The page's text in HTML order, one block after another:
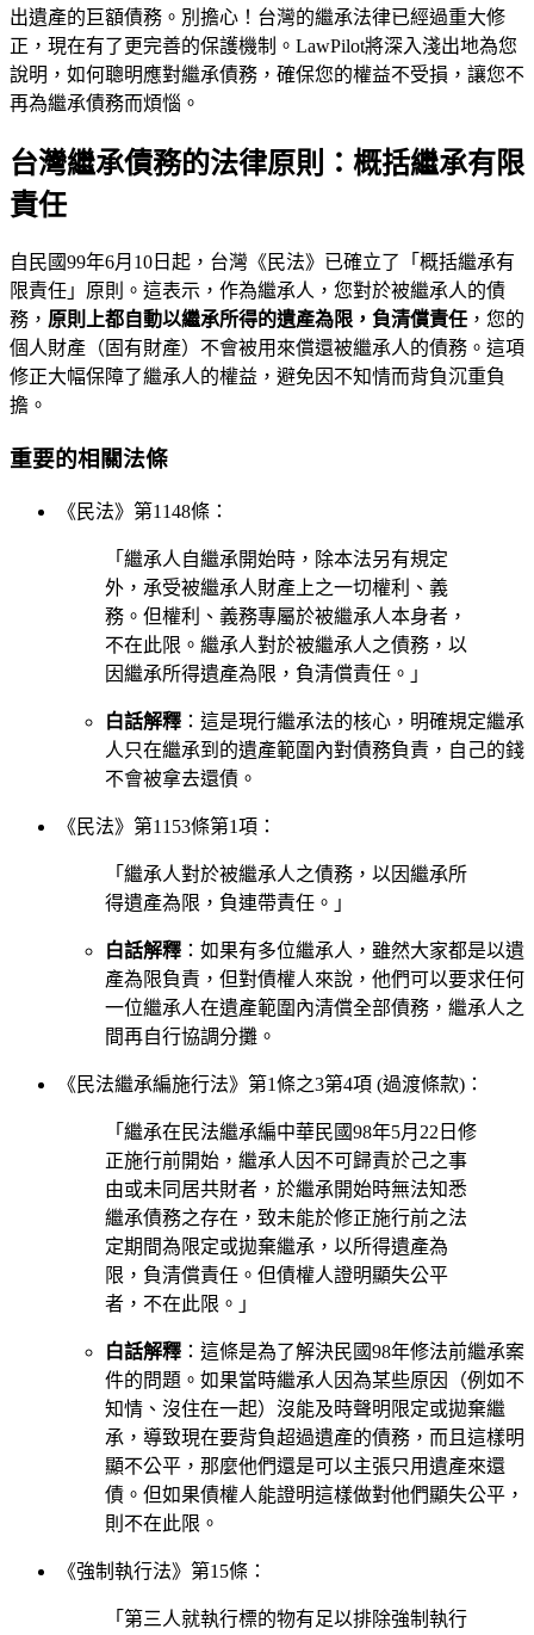
出遺產的巨額債務。別擔心！台灣的繼承法律已經過重大修
正，現在有了更完善的保護機制。LawPilot將深入淺出地為您
說明，如何聰明應對繼承債務，確保您的權益不受損，讓您不
再為繼承債務而煩惱。
台灣繼承債務的法律原則：概括繼承有限
責任
自民國99年6月10日起，台灣《民法》已確立了「概括繼承有
限責任」原則。這表示，作為繼承人，您對於被繼承人的債
務， 原則上都自動以繼承所得的遺產為限，負清償責任 ，您的
個人財產（固有財產）不會被用來償還被繼承人的債務。這項
修正大幅保障了繼承人的權益，避免因不知情而背負沉重負
擔。
重要的相關法條
《民法》第1148條：
「繼承人自繼承開始時，除本法另有規定
外，承受被繼承人財產上之一切權利、義
務。但權利、義務專屬於被繼承人本身者，
不在此限。繼承人對於被繼承人之債務，以
因繼承所得遺產為限，負清償責任。」
白話解釋 ：這是現行繼承法的核心，明確規定繼承
人只在繼承到的遺產範圍內對債務負責，自己的錢
不會被拿去還債。
《民法》第1153條第1項：
「繼承人對於被繼承人之債務，以因繼承所
得遺產為限，負連帶責任。」
白話解釋 ：如果有多位繼承人，雖然大家都是以遺
產為限負責，但對債權人來說，他們可以要求任何
一位繼承人在遺產範圍內清償全部債務，繼承人之
間再自行協調分攤。
《民法繼承編施行法》第1條之3第4項 (過渡條款)：
「繼承在民法繼承編中華民國98年5月22日修
正施行前開始，繼承人因不可歸責於己之事
由或未同居共財者，於繼承開始時無法知悉
繼承債務之存在，致未能於修正施行前之法
定期間為限定或拋棄繼承，以所得遺產為
限，負清償責任。但債權人證明顯失公平
者，不在此限。」
白話解釋 ：這條是為了解決民國98年修法前繼承案
件的問題。如果當時繼承人因為某些原因（例如不
知情、沒住在一起）沒能及時聲明限定或拋棄繼
承，導致現在要背負超過遺產的債務，而且這樣明
顯不公平，那麼他們還是可以主張只用遺產來還
債。但如果債權人能證明這樣做對他們顯失公平，
則不在此限。
《強制執行法》第15條：
「第三人就執行標的物有足以排除強制執行